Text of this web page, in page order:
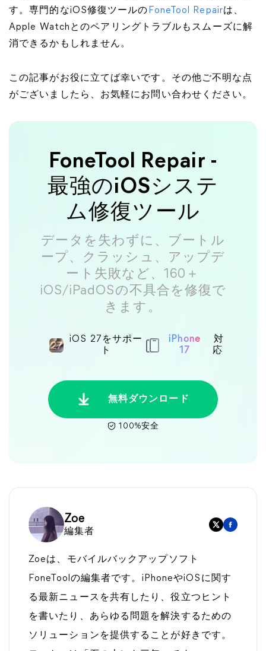
す。専門的なiOS修復ツールの FoneTool Repairは、
Apple Watchとのペアリングトラブルもスムーズに解
消できるかもしれません。
この記事がお役に立てば幸いです。その他ご不明な点
がございましたら、お気軽にお問い合わせください。
FoneTool Repair -
最強のiOSシステ
ム修復ツール
データを失わずに、ブートル
ープ、クラッシュ、アップデ
ート失敗など、160＋
iOS/iPadOSの不具合を修復で
きます。
iOS 27をサポー
ト
iPhone
17
対
応
無料ダウンロード
100%安全
Zoe
編集者
Zoeは、モバイルバックアップソフト
FoneToolの編集者です。iPhoneやiOSに関す
る最新ニュースを共有したり、役立つヒント
を書いたり、あらゆる問題を解決するための
ソリューションを提供することが好きです。